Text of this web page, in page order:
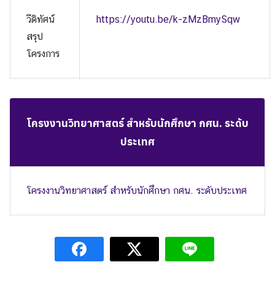
วีดิทัศน์
สรุป
โครงการ
https://youtu.be/k-zMzBmySqw
โครงงานวิทยาศาสตร์ สำหรับนักศึกษา กศน. ระดับ
ประเทศ
โครงงานวิทยาศาสตร์ สำหรับนักศึกษา กศน. ระดับประเทศ